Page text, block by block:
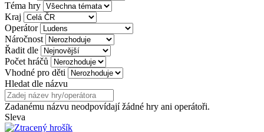
Téma hry
Kraj
Operátor
Náročnost
Řadit dle
Počet hráčů
Vhodné pro děti
Hledat dle názvu
Zadanému názvu neodpovídají žádné hry ani operátoři.
Sleva